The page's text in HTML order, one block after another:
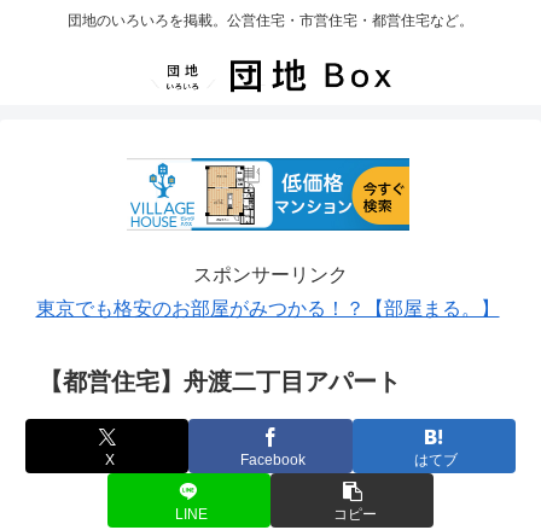
団地のいろいろを掲載。公営住宅・市営住宅・都営住宅など。
スポンサーリンク
東京でも格安のお部屋がみつかる！？【部屋まる。】
【都営住宅】舟渡二丁目アパート
X Facebook はてブ
LINE コピー